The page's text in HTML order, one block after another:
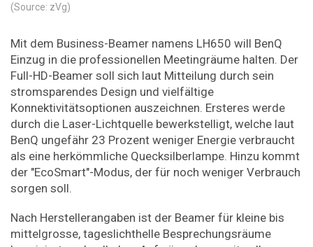
(Source: zVg)
Mit dem Business-Beamer namens LH650 will BenQ
Einzug in die professionellen Meetingräume halten. Der
Full-HD-Beamer soll sich laut Mitteilung durch sein
stromsparendes Design und vielfältige
Konnektivitätsoptionen auszeichnen. Ersteres werde
durch die Laser-Lichtquelle bewerkstelligt, welche laut
BenQ ungefähr 23 Prozent weniger Energie verbraucht
als eine herkömmliche Quecksilberlampe. Hinzu kommt
der "EcoSmart"-Modus, der für noch weniger Verbrauch
sorgen soll.
Nach Herstellerangaben ist der Beamer für kleine bis
mittelgrosse, tageslichthelle Besprechungsräume